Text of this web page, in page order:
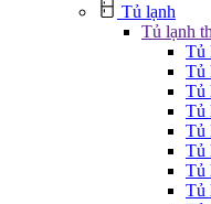
Tủ lạnh
Tủ lạnh
Tủ
Tủ
Tủ
Tủ
Tủ
Tủ
Tủ
Tủ